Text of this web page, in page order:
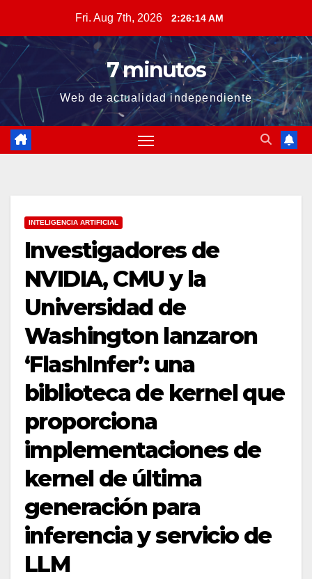
content
Fri. Aug 7th, 2026 2:26:15 AM
7 minutos
Web de actualidad independiente
INTELIGENCIA ARTIFICIAL
Investigadores de
NVIDIA, CMU y la
Universidad de
Washington lanzaron
‘FlashInfer’: una
biblioteca de kernel que
proporciona
implementaciones de
kernel de última
generación para
inferencia y servicio de
LLM